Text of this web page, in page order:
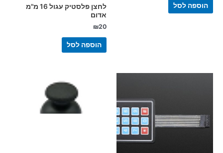
הוספה לסל
לחצן פלסטיק עגול 16 מ"מ
אדום
₪20
הוספה לסל